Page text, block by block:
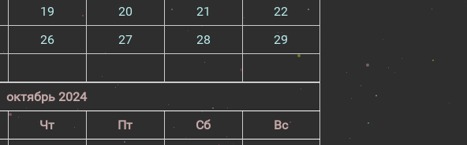
19 20 21
22
26 27 28
29
октябрь 2024
Чт Пт Сб
Вс